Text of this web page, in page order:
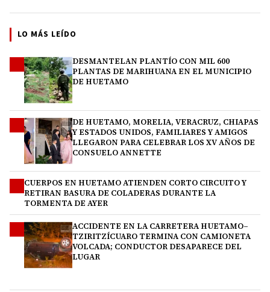
LO MÁS LEÍDO
DESMANTELAN PLANTÍO CON MIL 600
PLANTAS DE MARIHUANA EN EL MUNICIPIO
DE HUETAMO
DE HUETAMO, MORELIA, VERACRUZ, CHIAPAS
Y ESTADOS UNIDOS, FAMILIARES Y AMIGOS
LLEGARON PARA CELEBRAR LOS XV AÑOS DE
CONSUELO ANNETTE
CUERPOS EN HUETAMO ATIENDEN CORTO CIRCUITO Y
RETIRAN BASURA DE COLADERAS DURANTE LA
TORMENTA DE AYER
ACCIDENTE EN LA CARRETERA HUETAMO–
TZIRITZÍCUARO TERMINA CON CAMIONETA
VOLCADA; CONDUCTOR DESAPARECE DEL
LUGAR